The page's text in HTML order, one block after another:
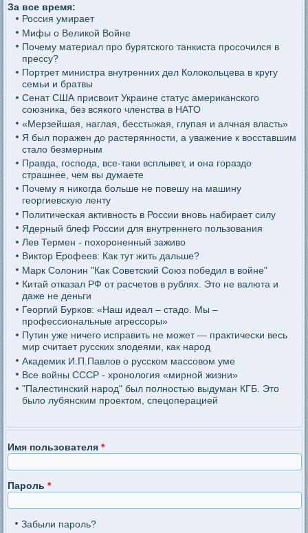
За все время:
Россия умирает
Мифы о Великой Войне
Почему материал про бурятского танкиста просочился в
прессу?
Портрет министра внутренних дел Колокольцева в кругу
семьи и братвы
Сенат США присвоит Украине статус американского
союзника, без всякого членства в НАТО
«Мерзейшая, наглая, бесстыжая, глупая и алчная власть»
Я был поражен до растерянности, а уважение к восставшим
стало безмерным
Правда, господа, все-таки всплывет, и она гораздо
страшнее, чем вы думаете
Почему я никогда больше не повешу на машину
георгиевскую ленту
Политическая активность в России вновь набирает силу
Ядерный блеф России для внутреннего пользования
Лев Термен - похороненный заживо
Виктор Ерофеев: Как тут жить дальше?
Марк Солонин "Как Советский Союз победил в войне"
Китай отказал РФ от расчетов в рублях. Это не валюта и
даже не деньги
Георгий Бурков: «Наш идеал – стадо. Мы –
профессиональные агрессоры»
Путин уже ничего исправить не может — практически весь
мир считает русских злодеями, как народ
Академик И.П.Павлов о русском массовом уме
Все войны СССР - хронология «мирной жизни»
"Палестинский народ" был полностью выдуман КГБ. Это
было лубянским проектом, спецоперацией
Имя пользователя*
Пароль*
Забыли пароль?